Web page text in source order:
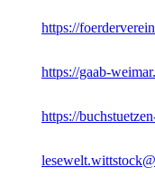
https://
https://gaab-
https://